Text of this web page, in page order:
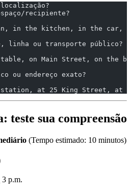
recipiente?
in the kitchen, in the car,
linha ou transporte público?
on Main Street, on the
ou endereço exato?
at 25 King Street, at
teste sua compreensão
(Tempo estimado: 10 minutos)
3 p.m.